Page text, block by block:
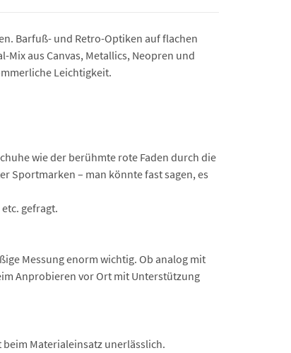
Barfuß- und Retro-Optiken auf flachen
aus Canvas, Metallics, Neopren und
Leichtigkeit.
wie der berühmte rote Faden durch die
Sportmarken – man könnte fast sagen, es
gefragt.
Messung enorm wichtig. Ob analog mit
Anprobieren vor Ort mit Unterstützung
Materialeinsatz unerlässlich.